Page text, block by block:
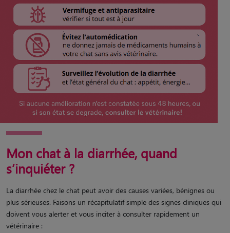
Mon chat à la diarrhée, quand
s’inquiéter ?
La diarrhée chez le chat peut avoir des causes variées, bénignes ou
plus sérieuses. Faisons un récapitulatif simple des signes cliniques qui
doivent vous alerter et vous inciter à consulter rapidement un
vétérinaire :